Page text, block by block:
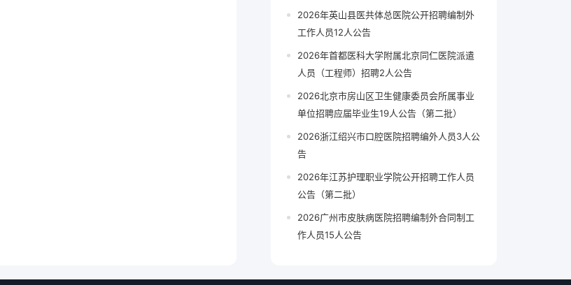
2026年英山县医共体总医院公开招聘编制外
工作人员12人公告
2026年首都医科大学附属北京同仁医院派遣
人员（工程师）招聘2人公告
2026北京市房山区卫生健康委员会所属事业
单位招聘应届毕业生19人公告（第二批）
2026浙江绍兴市口腔医院招聘编外人员3人公
告
2026年江苏护理职业学院公开招聘工作人员
公告（第二批）
2026广州市皮肤病医院招聘编制外合同制工
作人员15人公告